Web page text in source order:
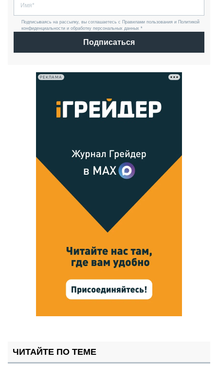
Подписываясь на рассылку, вы соглашаетесь с Правилами пользования и Политикой
конфиденциальности и обработку персональных данных *
Подписаться
РЕКЛАМА
ЧИТАЙТЕ ПО ТЕМЕ